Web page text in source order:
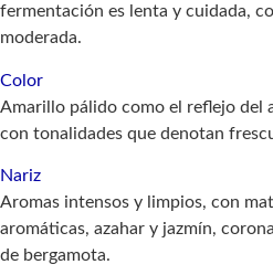
fermentación es lenta y cuidada,
moderada.
Color
Amarillo pálido como el reflejo del
con tonalidades que denotan
Nariz
Aromas intensos y limpios, con
aromáticas, azahar y jazmín,
de bergamota.